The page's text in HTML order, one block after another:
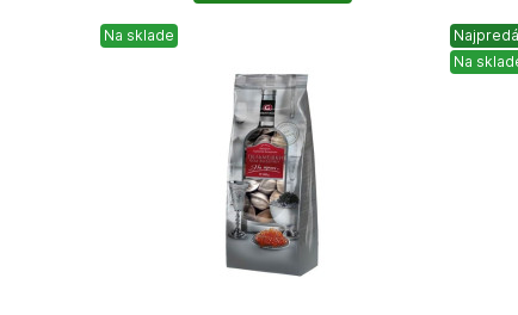
Na sklade
Na